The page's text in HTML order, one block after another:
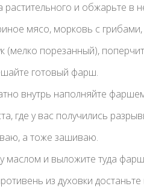
растительного и обжарьте в
мясо, морковь с
(мелко порезанный),
готовый фарш.
внутрь наполняйте
где у вас получились
а тоже зашиваю.
маслом и выложите туда
из духовки